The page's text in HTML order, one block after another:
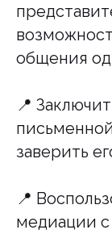
общения
📍
заверить
📍
медиации